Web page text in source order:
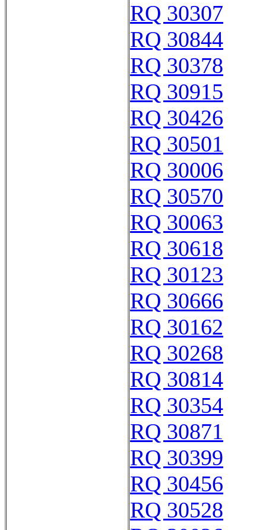
RQ 30307
RQ 30844
RQ 30378
RQ 30915
RQ 30426
RQ 30501
RQ 30006
RQ 30570
RQ 30063
RQ 30618
RQ 30123
RQ 30666
RQ 30162
RQ 30268
RQ 30814
RQ 30354
RQ 30871
RQ 30399
RQ 30456
RQ 30528